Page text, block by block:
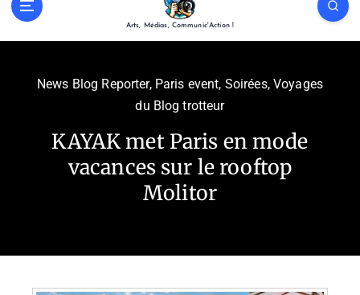
Arts, Médias, Communic'Action !
News Blog Reporter, Paris event, Soirées, Voyages
du Blog trotteur
KAYAK met Paris en mode
vacances sur le rooftop
Molitor